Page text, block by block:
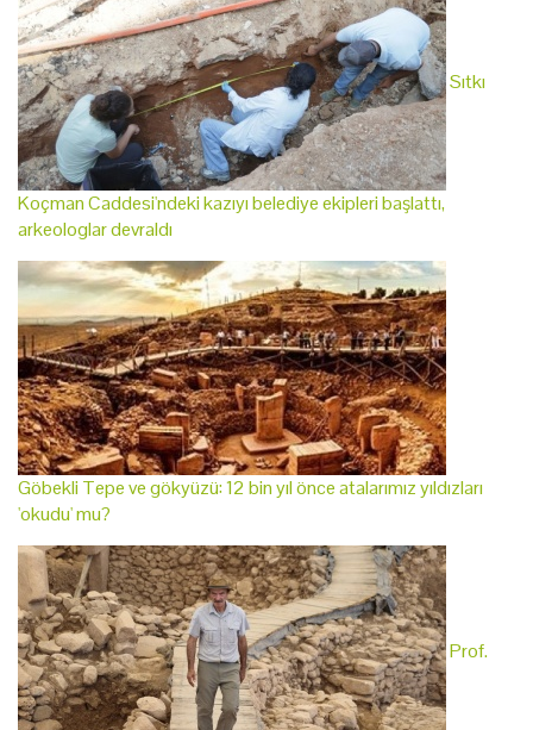
Sıtkı
Koçman Caddesi'ndeki kazıyı belediye ekipleri başlattı,
arkeologlar devraldı
Göbekli Tepe ve gökyüzü: 12 bin yıl önce atalarımız yıldızları
'okudu' mu?
Prof.